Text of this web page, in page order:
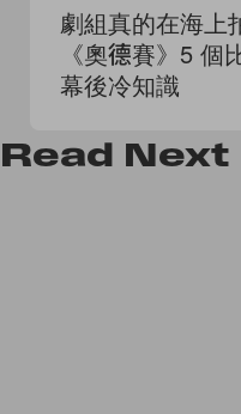
劇組真的在海上
《奧德賽》5 個
幕後冷知識
Read Next